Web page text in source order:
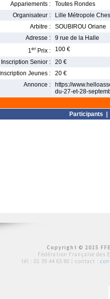
Appariements :
Toutes Rondes
Organisateur :
Lille Métropole
Arbitre :
SOUBIROU Oriane
Adresse :
9 rue de la Halle
1er Prix :
100 €
Inscription Senior :
20 €
Inscription Jeunes :
20 €
Annonce :
https://
du-27-et-28-
Participants
Copyright © 2015
Fédération Française des
tél : 01 39 44 65 80 | contact :